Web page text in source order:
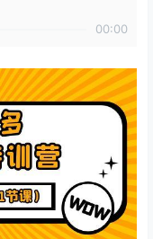
00:00